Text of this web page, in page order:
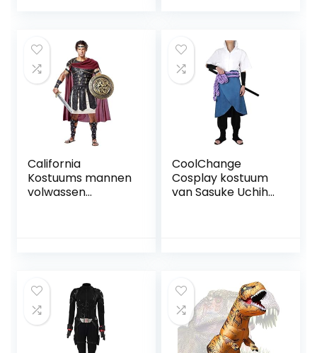
California
Kostuums mannen
volwassen
CoolChange
Cosplay kostuum
van Sasuke Uchiha